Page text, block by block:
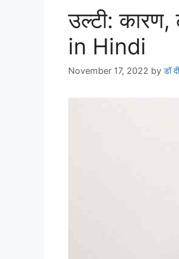
उल्टी:
in Hindi
November 17, 2022 by डॉ